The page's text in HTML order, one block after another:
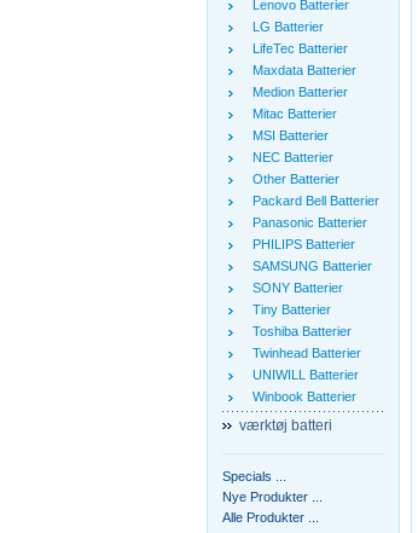
Lenovo Batterier
LG Batterier
LifeTec Batterier
Maxdata Batterier
Medion Batterier
Mitac Batterier
MSI Batterier
NEC Batterier
Other Batterier
Packard Bell Batterier
Panasonic Batterier
PHILIPS Batterier
SAMSUNG Batterier
SONY Batterier
Tiny Batterier
Toshiba Batterier
Twinhead Batterier
UNIWILL Batterier
Winbook Batterier
værktøj batteri
Specials ...
Nye Produkter ...
Alle Produkter ...